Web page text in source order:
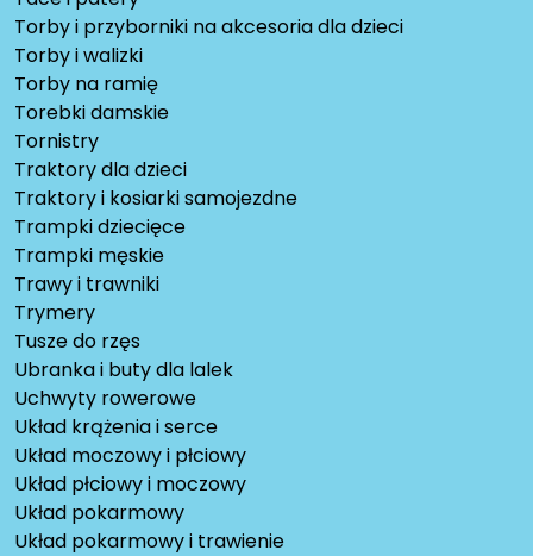
Torby i przyborniki na akcesoria dla dzieci
Torby i walizki
Torby na ramię
Torebki damskie
Tornistry
Traktory dla dzieci
Traktory i kosiarki samojezdne
Trampki dziecięce
Trampki męskie
Trawy i trawniki
Trymery
Tusze do rzęs
Ubranka i buty dla lalek
Uchwyty rowerowe
Układ krążenia i serce
Układ moczowy i płciowy
Układ płciowy i moczowy
Układ pokarmowy
Układ pokarmowy i trawienie